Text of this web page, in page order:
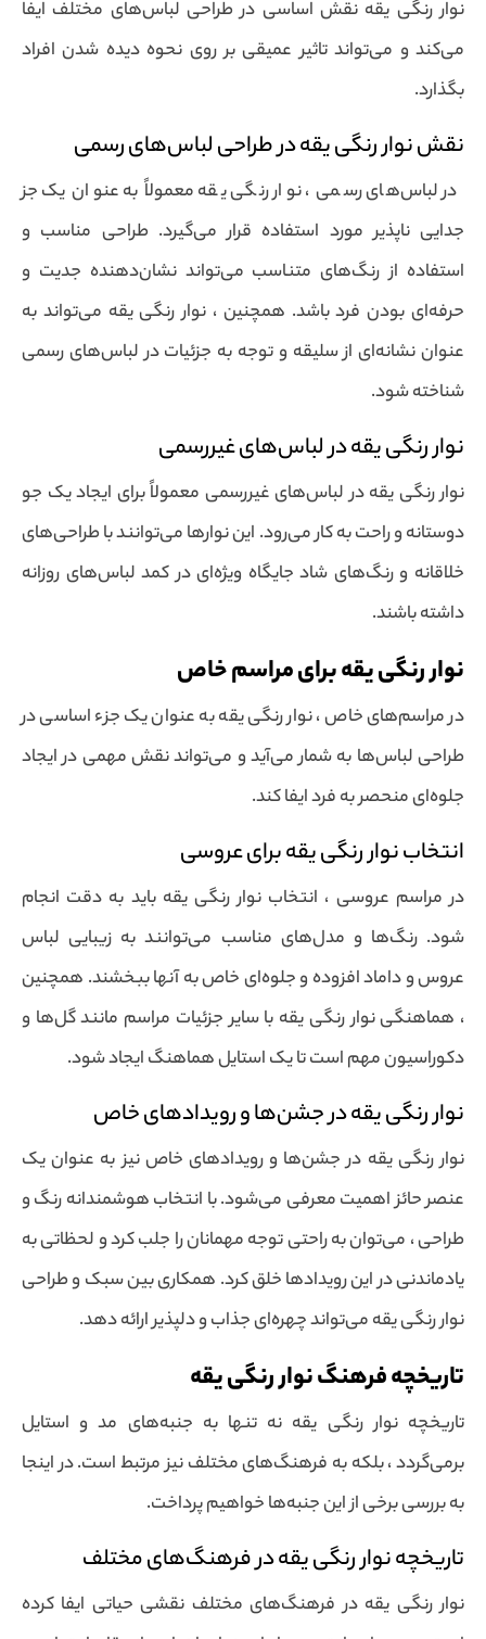
نوار رنگی یقه نقش اساسی در طراحی لباس‌های مختلف ایفا
می‌کند و می‌تواند تاثیر عمیقی بر روی نحوه دیده شدن افراد
بگذارد.
نقش نوار رنگی یقه در طراحی لباس‌های رسمی
در لباس‌های رسمی ، نوار رنگی یقه معمولاً به عنوان یک جز
جدایی ناپذیر مورد استفاده قرار می‌گیرد. طراحی مناسب و
استفاده از رنگ‌های متناسب می‌تواند نشان‌دهنده جدیت و
حرفه‌ای بودن فرد باشد. همچنین ، نوار رنگی یقه می‌تواند به
عنوان نشانه‌ای از سلیقه و توجه به جزئیات در لباس‌های رسمی
شناخته شود.
نوار رنگی یقه در لباس‌های غیررسمی
نوار رنگی یقه در لباس‌های غیررسمی معمولاً برای ایجاد یک جو
دوستانه و راحت به کار می‌رود. این نوارها می‌توانند با طراحی‌های
خلاقانه و رنگ‌های شاد جایگاه ویژه‌ای در کمد لباس‌های روزانه
داشته باشند.
نوار رنگی یقه برای مراسم خاص
در مراسم‌های خاص ، نوار رنگی یقه به عنوان یک جزء اساسی در
طراحی لباس‌ها به شمار می‌آید و می‌تواند نقش مهمی در ایجاد
جلوه‌ای منحصر به فرد ایفا کند.
انتخاب نوار رنگی یقه برای عروسی
در مراسم عروسی ، انتخاب نوار رنگی یقه باید به دقت انجام
شود. رنگ‌ها و مدل‌های مناسب می‌توانند به زیبایی لباس
عروس و داماد افزوده و جلوه‌ای خاص به آنها ببخشند. همچنین
، هماهنگی نوار رنگی یقه با سایر جزئیات مراسم مانند گل‌ها و
دکوراسیون مهم است تا یک استایل هماهنگ ایجاد شود.
نوار رنگی یقه در جشن‌ها و رویدادهای خاص
نوار رنگی یقه در جشن‌ها و رویدادهای خاص نیز به عنوان یک
عنصر حائز اهمیت معرفی می‌شود. با انتخاب هوشمندانه رنگ و
طراحی ، می‌توان به راحتی توجه مهمانان را جلب کرد و لحظاتی به
یادماندنی در این رویدادها خلق کرد. همکاری بین سبک و طراحی
نوار رنگی یقه می‌تواند چهره‌ای جذاب و دلپذیر ارائه دهد.
تاریخچه فرهنگ نوار رنگی یقه
تاریخچه نوار رنگی یقه نه تنها به جنبه‌های مد و استایل
برمی‌گردد ، بلکه به فرهنگ‌های مختلف نیز مرتبط است. در اینجا
به بررسی برخی از این جنبه‌ها خواهیم پرداخت.
تاریخچه نوار رنگی یقه در فرهنگ‌های مختلف
نوار رنگی یقه در فرهنگ‌های مختلف نقشی حیاتی ایفا کرده